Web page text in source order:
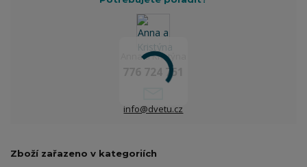
Anna a Kristýna
776 724 751
info@dvetu.cz
Zboží zařazeno v kategoriích